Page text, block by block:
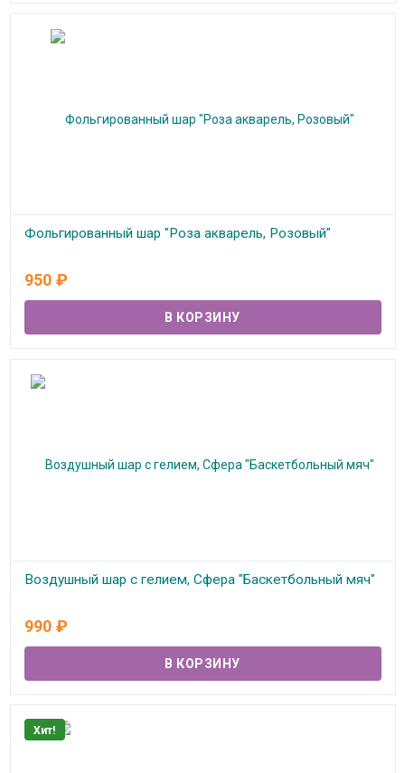
Фольгированный шар "Роза акварель, Розовый"
950 ₽
Воздушный шар с гелием, Сфера "Баскетбольный мяч"
990 ₽
Хит!